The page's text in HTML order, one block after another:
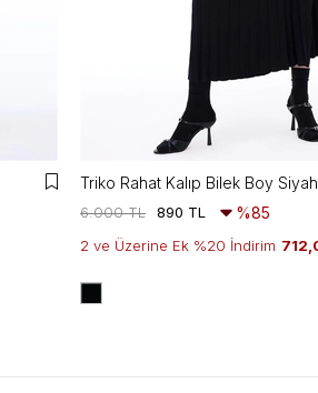
Triko Rahat Kalıp Bilek Boy
890 TL
6.000 TL %85
2 ve Üzerine Ek %20 İndirim